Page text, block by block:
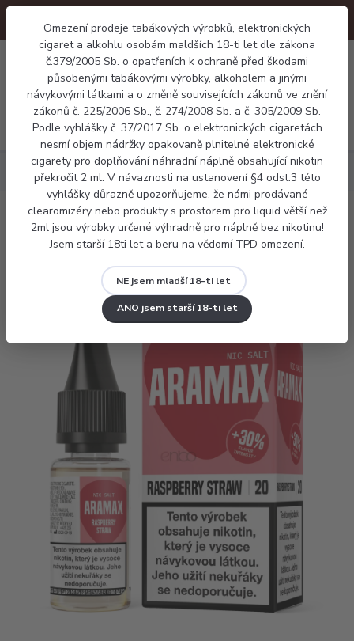
Omezení prodeje tabákových výrobků, elektronických
cigaret a alkohlu osobám maldších 18-ti let dle zákona
č.379/2005 Sb. o opatřeních k ochraně před škodami
působenými tabákovými výrobky, alkoholem a jinými
návykovými látkami a o změně souvisejících zákonů ve znění
zákonů č. 225/2006 Sb., č. 274/2008 Sb. a č. 305/2009 Sb.
Podle vyhlášky č. 37/2017 Sb. o elektronických cigaretách
nesmí objem nádržky opakovaně plnitelné elektronické
cigarety pro doplňování náhradní náplně obsahující nikotin
překročit 2 ml. V návaznosti na ustanovení §4 odst.3 této
vyhlášky důrazně upozorňujeme, že námi prodávané
clearomizéry nebo produkty s prostorem pro liquid větší než
2ml jsou výrobky určené výhradně pro náplně bez nikotinu!
Jsem starší 18ti let a beru na vědomí TPD omezení.
NE jsem mladší 18-ti let
ANO jsem starší 18-ti let
Menu
0 Kč
Náplně Aramax salt - Raspberry Straw
Aramax salt - Raspberry Straw